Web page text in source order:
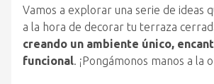
Vamos a explorar una serie de ideas
a la hora de decorar tu terraza
creando un ambiente único,
funcional. ¡Pongámonos manos a la